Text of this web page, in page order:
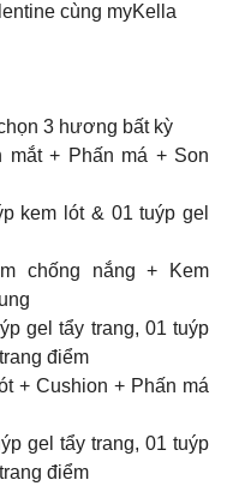
cùng myKella
3 hương bất kỳ
mắt + Phấn má + Son
kem lót & 01 tuýp gel
chống nắng + Kem
gel tẩy trang, 01 tuýp
điểm
+ Cushion + Phấn má
gel tẩy trang, 01 tuýp
điểm